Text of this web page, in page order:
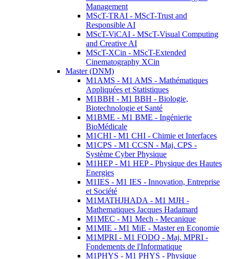
Management
MScT-TRAI - MScT-Trust and
Responsible AI
MScT-ViCAI - MScT-Visual Computing
and Creative AI
MScT-XCin - MScT-Extended
Cinematography XCin
Master (DNM)
M1AMS - M1 AMS - Mathématiques
Appliquées et Statistiques
M1BBH - M1 BBH - Biologie,
Biotechnologie et Santé
M1BME - M1 BME - Ingénierie
BioMédicale
M1CHI - M1 CHI - Chimie et Interfaces
M1CPS - M1 CCSN - Maj. CPS -
Système Cyber Physique
M1HEP - M1 HEP - Physique des Hautes
Energies
M1IES - M1 IES - Innovation, Entreprise
et Société
M1MATHJHADA - M1 MJH -
Mathematiques Jacques Hadamard
M1MEC - M1 Mech - Mecanique
M1MIE - M1 MiE - Master en Economie
M1MPRI - M1 FODQ - Maj. MPRI -
Fondements de l'Informatique
M1PHYS - M1 PHYS - Physique